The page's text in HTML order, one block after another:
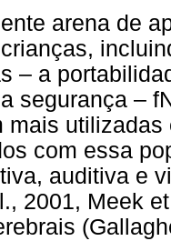
arena de
– a
segurança –
mais
com essa
auditiva e
2001, Meek